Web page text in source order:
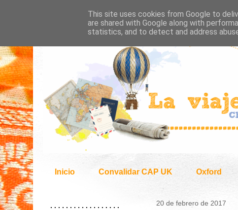
Inicio Convalidar CAP UK Oxford
20 de febrero de 2017
. . . . . . . . . . . . . . . . . .
This site uses cookies from Google to
are shared with Google along with
statistics, and to detect and address